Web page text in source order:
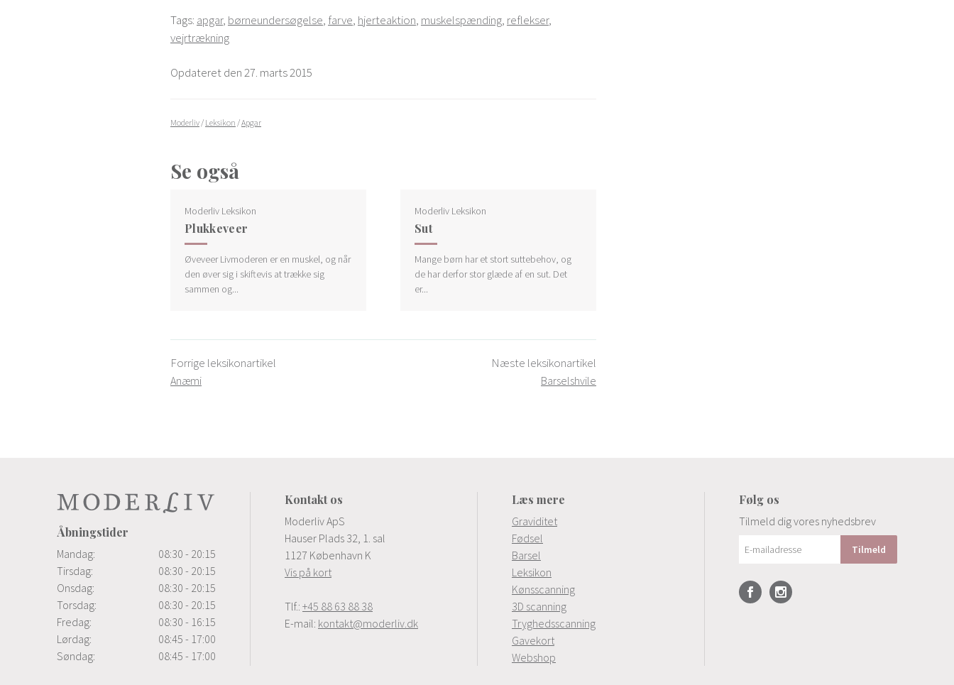
Tags: apgar, børneundersøgelse, farve, hjerteaktion, muskelspænding, reflekser,
vejrtrækning
Opdateret den 27. marts 2015
Moderliv/ Leksikon /Apgar
Se også
Moderliv Leksikon
Plukkeveer
Øveveer Livmoderen er en muskel, og når
den øver sig i skiftevis at trække sig
sammen og...
Moderliv Leksikon
Sut
Mange børn har et stort suttebehov, og
de har derfor stor glæde af en sut. Det
er...
Forrige leksikonartikel
Anæmi
Næste leksikonartikel
Barselshvile
Åbningstider
Mandag:
08:30 - 20:15
Tirsdag:
08:30 - 20:15
Onsdag:
08:30 - 20:15
Torsdag:
08:30 - 20:15
Fredag:
08:30 - 16:15
Lørdag:
08:45 - 17:00
Søndag:
08:45 - 17:00
Kontakt os
Moderliv ApS
Hauser Plads 32, 1. sal
1127 København K
Vis på kort
Tlf.: +45 88 63 88 38
E-mail: kontakt@moderliv.dk
Læs mere
Graviditet
Fødsel
Barsel
Leksikon
Kønsscanning
3D scanning
Tryghedsscanning
Gavekort
Webshop
Følg os
Tilmeld dig vores nyhedsbrev